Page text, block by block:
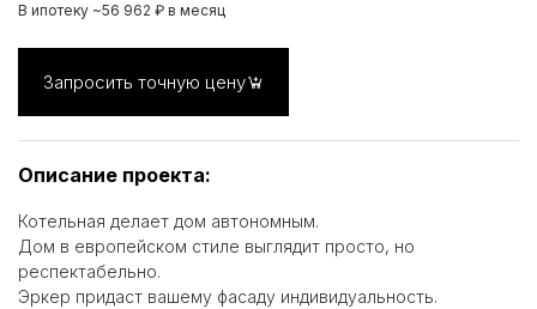
В ипотеку ~56 962 ₽ в месяц
Запросить точную цену
Описание проекта:
Котельная делает дом автономным.
Дом в европейском стиле выглядит просто, но
респектабельно.
Эркер придаст вашему фасаду индивидуальность.